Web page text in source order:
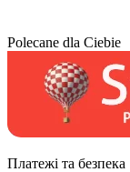
Polecane dla Ciebie
Платежі та безпека